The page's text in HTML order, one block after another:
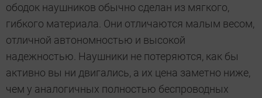
ободок наушников обычно сделан из мягкого,
гибкого материала. Они отличаются малым весом,
отличной автономностью и высокой
надежностью. Наушники не потеряются, как бы
активно вы ни двигались, а их цена заметно ниже,
чем у аналогичных полностью беспроводных